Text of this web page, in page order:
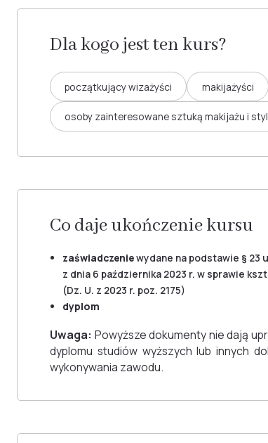
Dla kogo jest ten kurs?
początkujący wizażyści makijażyści
osoby zainteresowane sztuką makijażu i
Co daje ukończenie kursu
zaświadczeniewydane na podstawie § 23
z dnia 6 października 2023 r. w sprawie
(Dz. U. z 2023 r. poz. 2175)
dyplom
Uwaga: Powyższe dokumenty nie dają
dyplomu studiów wyższych lub innych
wykonywania zawodu.